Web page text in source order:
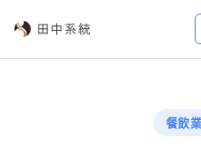
餐飲